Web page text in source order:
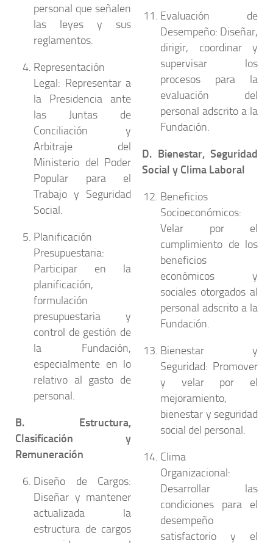
personal que señalen
las leyes y sus
reglamentos.
Representación
Legal: Representar a
la Presidencia ante
las Juntas de
Conciliación y
Arbitraje del
Ministerio del Poder
Popular para el
Trabajo y Seguridad
Social.
Planificación
Presupuestaria:
Participar en la
planificación,
formulación
presupuestaria y
control de gestión de
la Fundación,
especialmente en lo
relativo al gasto de
personal.
B. Estructura,
Clasificación y
Remuneración
Diseño de Cargos:
Diseñar y mantener
actualizada la
estructura de cargos
Evaluación de
Desempeño: Diseñar,
dirigir, coordinar y
supervisar los
procesos para la
evaluación del
personal adscrito a la
Fundación.
D. Bienestar, Seguridad
Social y Clima Laboral
Beneficios
Socioeconómicos:
Velar por el
cumplimiento de los
beneficios
económicos y
sociales otorgados al
personal adscrito a la
Fundación.
Bienestar y
Seguridad: Promover
y velar por el
mejoramiento,
bienestar y seguridad
social del personal.
Clima
Organizacional:
Desarrollar las
condiciones para el
desempeño
satisfactorio y el